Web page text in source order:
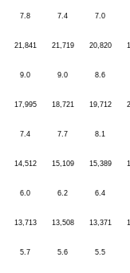
7.8 7.4 7.0
21,841 21,719 20,820
9.0 9.0 8.6
17,995 18,721 19,712
7.4 7.7 8.1
14,512 15,109 15,389
6.0 6.2 6.4
13,713 13,508 13,371
5.7 5.6 5.5